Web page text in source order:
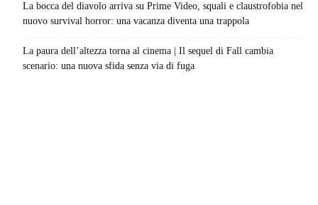
La bocca del diavolo arriva su Prime Video, squali e claustrofobia nel
nuovo survival horror: una vacanza diventa una trappola
La paura dell’altezza torna al cinema | Il sequel di Fall cambia
scenario: una nuova sfida senza via di fuga